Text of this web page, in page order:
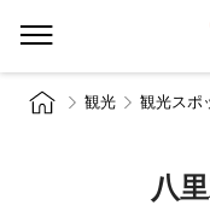
観光 観光スポ
八